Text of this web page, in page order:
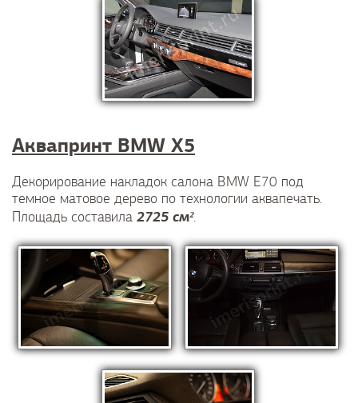
Аквапринт BMW X5
Декорирование накладок салона BMW E70 под
темное матовое дерево по технологии аквапечать.
Площадь составила 2725 см².